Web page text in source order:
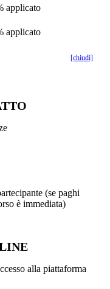
applicato
applicato
[chiudi]
(se paghi
è immediata)
alla piattaforma